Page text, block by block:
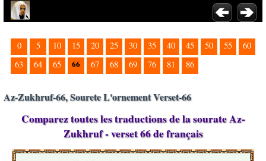
0 5 10 15 20 25 30 35 40 45 50 55
60
63
64 65 66 67 68 69 76 81 86
Az-Zukhruf-66, Sourete L'ornement Verset-66
Comparez toutes les traductions de la sourate Az-
Zukhruf - verset 66 de français